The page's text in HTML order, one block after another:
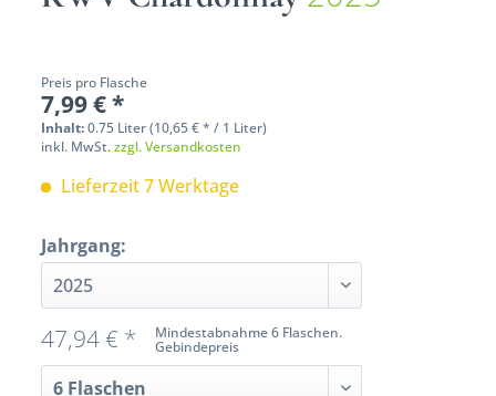
Preis pro Flasche
7,99 € *
Inhalt:0.75 Liter (10,65 € * / 1 Liter)
inkl. MwSt.zzgl. Versandkosten
Lieferzeit 7 Werktage
Jahrgang:
Mindestabnahme 6 Flaschen.
Gebindepreis
47,94 € *